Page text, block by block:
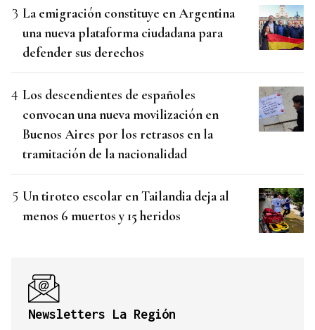
La emigración constituye en Argentina
una nueva plataforma ciudadana para
defender sus derechos
Los descendientes de españoles
convocan una nueva movilización en
Buenos Aires por los retrasos en la
tramitación de la nacionalidad
Un tiroteo escolar en Tailandia deja al
menos 6 muertos y 15 heridos
Newsletters La Región